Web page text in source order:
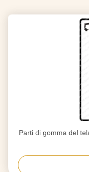
Parti di gomma del